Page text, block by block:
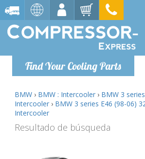
Find Your Cooling Parts
BMW › BMW : Intercooler › BMW 3
Intercooler › BMW 3 series E46 (98-06)
Intercooler
Resultado de búsqueda